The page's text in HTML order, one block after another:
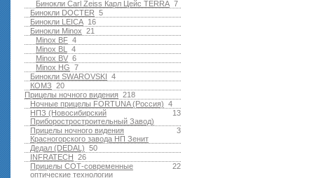
7
Бинокли Carl Zeiss Карл Цейс TERRA
5
Бинокли DOCTER
16
Бинокли LEICA
21
Бинокли Minox
4
Minox BF
4
Minox BL
6
Minox BV
7
Minox HG
4
Бинокли SWAROVSKI
20
КОМЗ
218
Прицелы ночного видения
4
Ночные прицелы FORTUNA (Россия)
13
НПЗ (Новосибирский
Приборостростроительный Завод)
3
Прицелы ночного видения
Красногорского завода НП Зенит
50
Дедал (DEDAL)
26
INFRATECH
22
Прицелы СОТ-современные
оптические технологии